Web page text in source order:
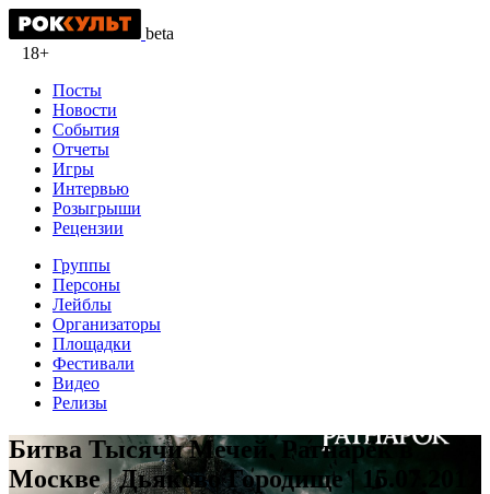
beta
18+
Посты
Новости
События
Отчеты
Игры
Интервью
Розыгрыши
Рецензии
Группы
Персоны
Лейблы
Организаторы
Площадки
Фестивали
Видео
Релизы
Битва Тысячи Мечей. Рагнарёк в
Москве | Дьяково Городище | 15.07.2017